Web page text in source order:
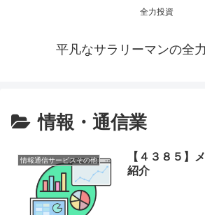
全力投資
平凡なサラリーマンの全
情報・通信業
情報通信サービスその他
【４３８５】
紹介